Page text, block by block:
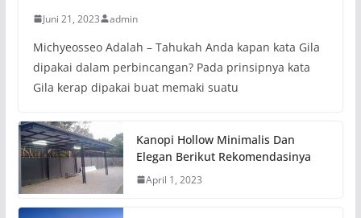
Juni 21, 2023 admin
Michyeosseo Adalah – Tahukah Anda kapan kata Gila
dipakai dalam perbincangan? Pada prinsipnya kata
Gila kerap dipakai buat memaki suatu
Kanopi Hollow Minimalis Dan
Elegan Berikut Rekomendasinya
April 1, 2023